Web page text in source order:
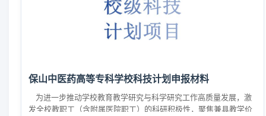
保山中医药高等专科学校科技计划申报材料
为进一步推动学校教育教学研究与科学研究工作高质量发展，激
发全校教职工（含附属医院职工）的科研积极性，聚焦兼具教学价